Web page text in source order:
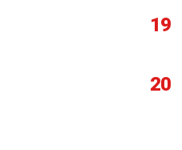
19
20